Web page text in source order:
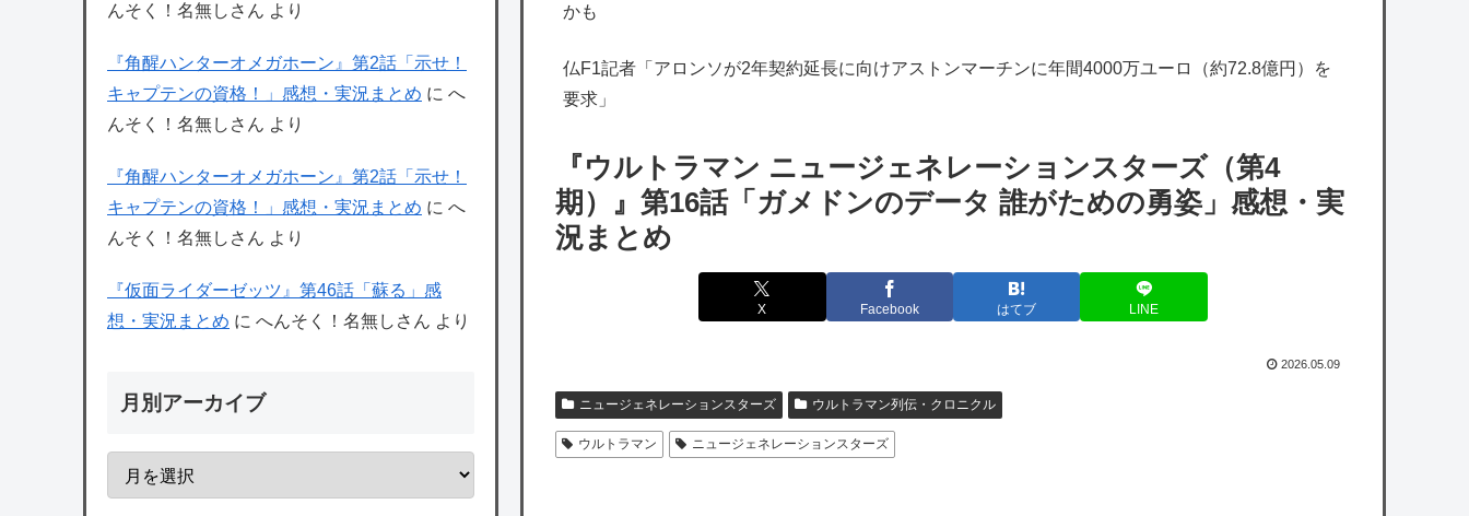
海外「勘弁して！」米国人が最も恐れる日本
の為替介入再びで海外が大騒ぎ
のは韓国人である理由がこちら…」→「日本
も感謝してるらしい…（ﾌﾞﾙﾌﾞﾙ」＝韓国の反
応
海外「日本よ、お前がナンバーワンだ」 熊
本地震直後の日本の対応のスピードに世界が
★【ワートリ】細かい情報まで含めて構成さ
れたキャラの掛け合いだからなぁ（約100人）
さんキャラをデビューさせるべきだ！
開始！『普通に来客に出せそうでええやん』
けど基地航空の熟練度どうしてた？
【艦これ】差し入れゴトさん 他
カープ11度目の『3連勝チャレンジ』は完封
かも
仏F1記者「アロンソが2年契約延長に向けアストンマーチンに年間4000万ユーロ（約72.8億円）を
要求」
『ウルトラマン ニュージェネレーションスターズ（第4
期）』第16話「ガメドンのデータ 誰がための勇姿」感想・実
況まとめ
X Facebook はてブ LINE
2026.05.09
ニュージェネレーションスターズ ウルトラマン列伝・クロニクル
ウルトラマン ニュージェネレーションスターズ
んそく！名無しさん より
『角醒ハンターオメガホーン』第2話「示せ！
キャプテンの資格！」感想・実況まとめ に へ
んそく！名無しさん より
『角醒ハンターオメガホーン』第2話「示せ！
キャプテンの資格！」感想・実況まとめ に へ
んそく！名無しさん より
『仮面ライダーゼッツ』第46話「蘇る」感
想・実況まとめ に へんそく！名無しさん より
月別アーカイブ